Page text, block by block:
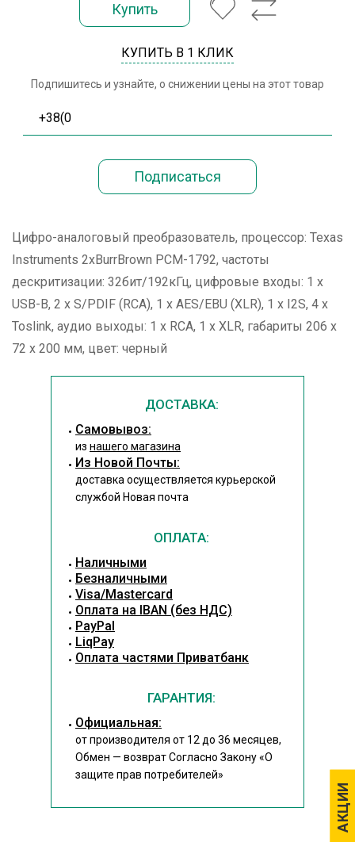
АКЦИИ
АКЦИИ
Купить
КУПИТЬ В 1 КЛИК
Подпишитесь и узнайте, о снижении цены на этот товар
Цифро-аналоговый преобразователь, процессор: Texas
Instruments 2хBurrBrown PCM-1792, частоты
дескритизации: 32бит/192кГц, цифровые входы: 1 x
USB-B, 2 x S/PDIF (RCA), 1 x AES/EBU (XLR), 1 x I2S, 4 x
Toslink, аудио выходы: 1 x RCA, 1 x XLR, габариты 206 x
72 x 200 мм, цвет: черный
ДОСТАВКА:
Cамовывоз:
из нашего магазина
Из Новой Почты:
доставка осуществляется курьерской
службой Новая почта
ОПЛАТА:
Наличными
Безналичными
Visa/Mastercard
Оплата на IBAN (без НДС)
PayPal
LiqPay
Оплата частями Приватбанк
ГАРАНТИЯ:
Официальная:
от производителя от 12 до 36 месяцев,
Обмен — возврат Согласно Закону«О
защите прав потребителей»